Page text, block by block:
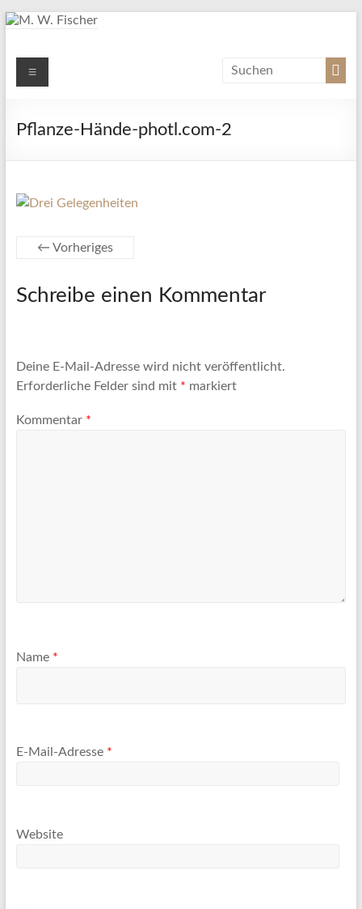
Zum
M. W. Fischer
Menü
Pflanze-Hände-photl.com-2
← Vorheriges
Schreibe einen Kommentar
Deine E-Mail-Adresse wird nicht veröffentlicht.
Erforderliche Felder sind mit * markiert
Kommentar *
Name *
E-Mail-Adresse *
Website